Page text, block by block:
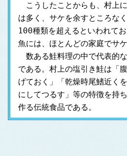
こうしたことからも、村上
は多く、サケを余すところな
100種類を超えるといわれて
魚には、ほとんどの家庭でサケ
数ある鮭料理の中で代表的な
である。村上の塩引き鮭は「
げておく」「乾燥時尾鰭近く
にしてつるす」等の特徴を持
作る伝統食品である。